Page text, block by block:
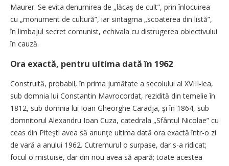
Maurer. Se evita denumirea de „lăcaş de cult”, prin înlocuirea
cu „monument de cultură”, iar sintagma „scoaterea din listă”,
în limbajul secret comunist, echivala cu distrugerea obiectivului
în cauză.
Ora exactă, pentru ultima dată în 1962
Construită, probabil, în prima jumătate a secolului al XVIII-lea,
sub domnia lui Constantin Mavrocordat, rezidită din temelie în
1812, sub domnia lui Ioan Gheorghe Caradja, şi în 1864, sub
domnitorul Alexandru Ioan Cuza, catedrala „Sfântul Nicolae” cu
ceas din Piteşti avea să anunţe ultima dată ora exactă într-o zi
de vară a anului 1962. Cutremurul o surpase, dar s-a ridicat;
focul o mistuise, dar din nou avea să apară; toate acestea